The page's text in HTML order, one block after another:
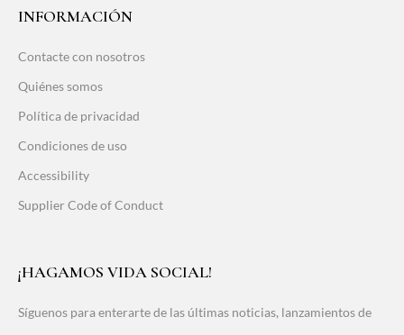
INFORMACIÓN
Contacte con nosotros
Quiénes somos
Política de privacidad
Condiciones de uso
Accessibility
Supplier Code of Conduct
¡HAGAMOS VIDA SOCIAL!
Síguenos para enterarte de las últimas noticias, lanzamientos de